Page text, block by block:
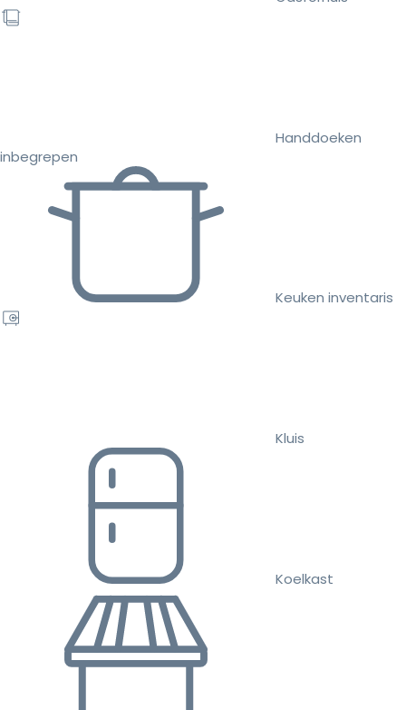
Handdoeken
inbegrepen
Keuken inventaris
Kluis
Koelkast